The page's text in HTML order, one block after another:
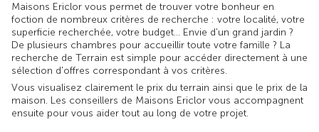
Maisons Ericlor vous permet de trouver votre bonheur en
foction de nombreux critères de recherche : votre localité, votre
superficie recherchée, votre budget... Envie d'un grand jardin ?
De plusieurs chambres pour accueillir toute votre famille ? La
recherche de Terrain est simple pour accéder directement à une
sélection d'offres correspondant à vos critères.
Vous visualisez clairement le prix du terrain ainsi que le prix de la
maison. Les conseillers de Maisons Ericlor vous accompagnent
ensuite pour vous aider tout au long de votre projet.